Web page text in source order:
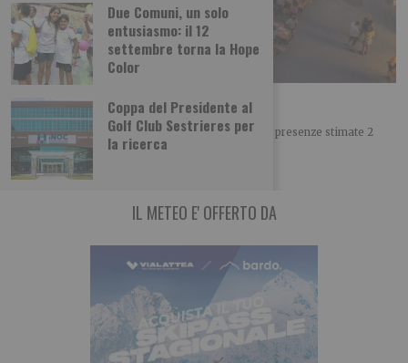
Due Comuni, un solo
entusiasmo: il 12
settembre torna la Hope
Color
Coppa del Presidente al
Golf Club Sestrieres per
la ricerca
Successo per i Campionati Giovanili di arco
8 giornate di gare 759 atleti 68 delegazioni 10.000 presenze stimate 2
medaglie azzurre Otto
IL METEO E' OFFERTO DA